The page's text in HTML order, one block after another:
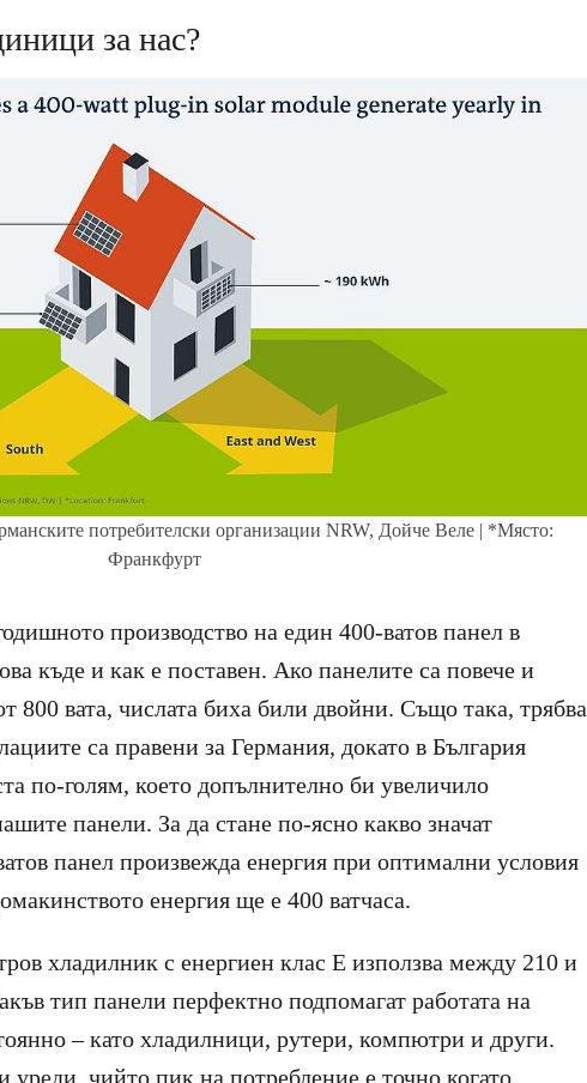
за нас?
потребителски организации NRW, Дойче Веле | *Място:
Франкфурт
производство на един 400-ватов панел в
къде и как е поставен. Ако панелите са повече и
800 вата, числата биха били двойни. Също така, трябва
са правени за Германия, докато в България
по-голям, което допълнително би увеличило
панели. За да стане по-ясно какво значат
панел произвежда енергия при оптимални условия
енергия ще е 400 ватчаса.
хладилник с енергиен клас Е използва между 210 и
тип панели перфектно подпомагат работата на
– като хладилници, рутери, компютри и други.
уреди, чийто пик на потребление е точно когато